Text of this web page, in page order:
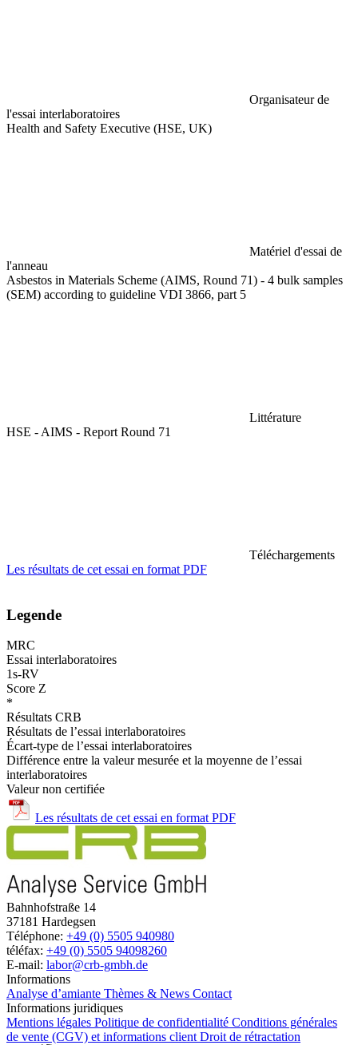
Organisateur de
l'essai interlaboratoires
Health and Safety Executive (HSE, UK)
Matériel d'essai de
l'anneau
Asbestos in Materials Scheme (AIMS, Round 71) - 4 bulk samples
(SEM) according to guideline VDI 3866, part 5
Littérature
HSE - AIMS - Report Round 71
Téléchargements
Les résultats de cet essai en format PDF
Legende
MRC
Essai interlaboratoires
1s-RV
Score Z
*
Résultats CRB
Résultats de l’essai interlaboratoires
Écart-type de l’essai interlaboratoires
Différence entre la valeur mesurée et la moyenne de l’essai
interlaboratoires
Valeur non certifiée
Les résultats de cet essai en format PDF
Bahnhofstraße 14
37181 Hardegsen
Téléphone: +49 (0) 5505 940980
téléfax: +49 (0) 5505 94098260
E-mail: labor@crb-gmbh.de
Informations
Analyse d’amiante Thèmes & News Contact
Informations juridiques
Mentions légales Politique de confidentialité Conditions générales
de vente (CGV) et informations client Droit de rétractation